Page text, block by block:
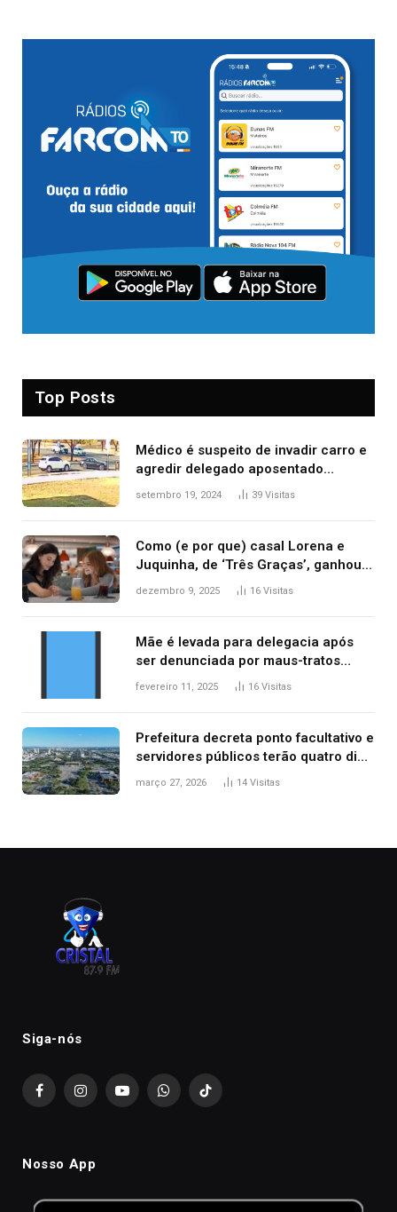
Top Posts
Médico é suspeito de invadir carro e
agredir delegado aposentado
durante confusão no trânsito
setembro 19, 2024 39 Visitas
Como (e por que) casal Lorena e
Juquinha, de ‘Três Graças’, ganhou
repercussão internacional
dezembro 9, 2025 16 Visitas
Mãe é levada para delegacia após
ser denunciada por maus-tratos
contra dois filhos, diz polícia
fevereiro 11, 2025 16 Visitas
Prefeitura decreta ponto facultativo e
servidores públicos terão quatro dias
de folga na Semana Santa
março 27, 2026 14 Visitas
Siga-nós
FacebookInstagramYouTubeWhatsAppTikTok
Nosso App